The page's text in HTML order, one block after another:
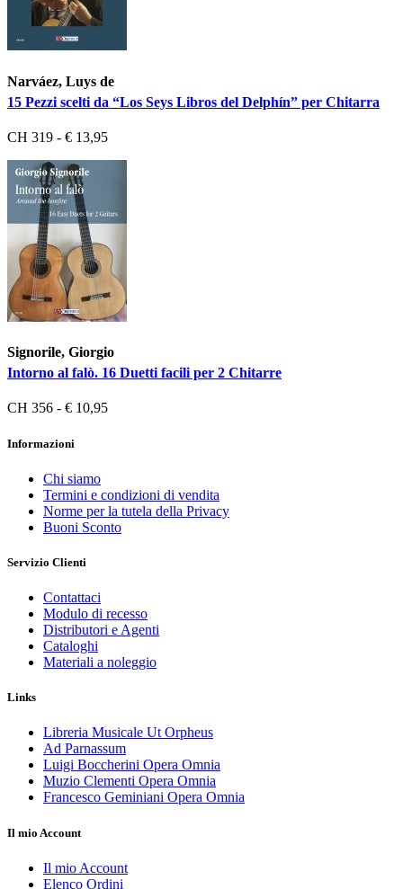
Narváez, Luys de
15 Pezzi scelti da “Los Seys Libros del Delphín” per Chitarra
CH 319 - € 13,95
Signorile, Giorgio
Intorno al falò. 16 Duetti facili per 2 Chitarre
CH 356 - € 10,95
Informazioni
Chi siamo
Termini e condizioni di vendita
Norme per la tutela della Privacy
Buoni Sconto
Servizio Clienti
Contattaci
Modulo di recesso
Distributori e Agenti
Cataloghi
Materiali a noleggio
Links
Libreria Musicale Ut Orpheus
Ad Parnassum
Luigi Boccherini Opera Omnia
Muzio Clementi Opera Omnia
Francesco Geminiani Opera Omnia
Il mio Account
Il mio Account
Elenco Ordini